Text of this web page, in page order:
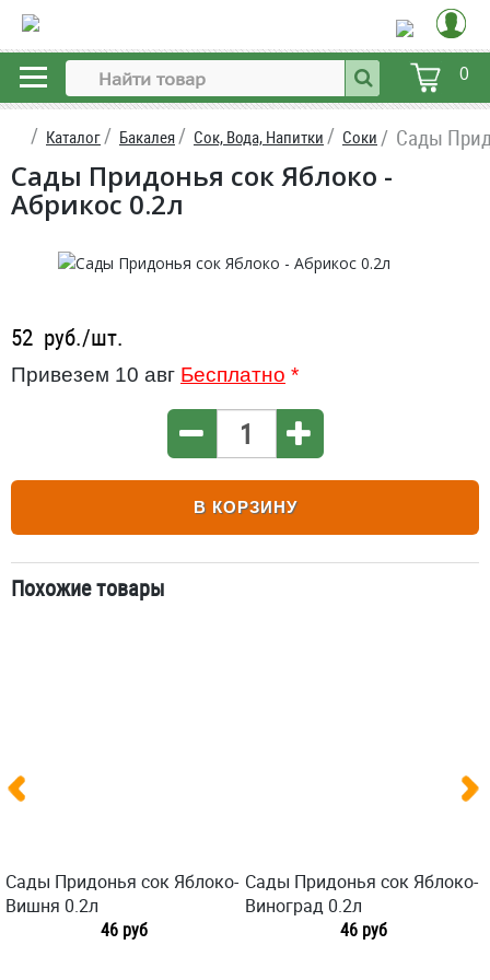
0
Каталог Бакалея Сок, Вода, Напитки Соки Сады
Сады Придонья сок Яблоко -
Абрикос 0.2л
52 руб./шт.
Привезем 10 авг Бесплатно *
В КОРЗИНУ
Похожие товары
Сады Придонья сок Яблоко-
Вишня 0.2л
46 руб
Сады Придонья сок Яблоко-
Виноград 0.2л
46 руб